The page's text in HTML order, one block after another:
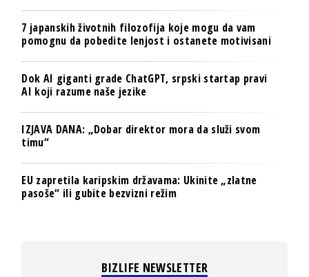
7 japanskih životnih filozofija koje mogu da vam
pomognu da pobedite lenjost i ostanete motivisani
Dok AI giganti grade ChatGPT, srpski startap pravi
AI koji razume naše jezike
IZJAVA DANA: „Dobar direktor mora da služi svom
timu“
EU zapretila karipskim državama: Ukinite „zlatne
pasoše“ ili gubite bezvizni režim
BIZLIFE NEWSLETTER